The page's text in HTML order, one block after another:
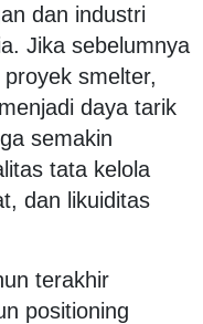
dan industri
Jika sebelumnya
smelter,
daya tarik
semakin
tata kelola
dan likuiditas
terakhir
positioning